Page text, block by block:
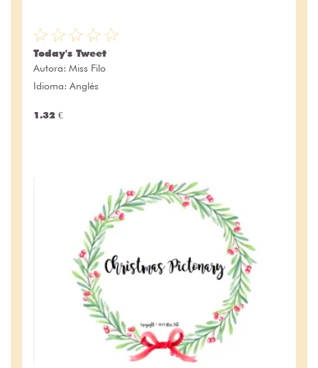
Today's Tweet
Autora: Miss Filo
Idioma: Anglés
1.32 €